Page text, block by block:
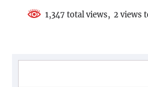
1,347 total views, 2 views